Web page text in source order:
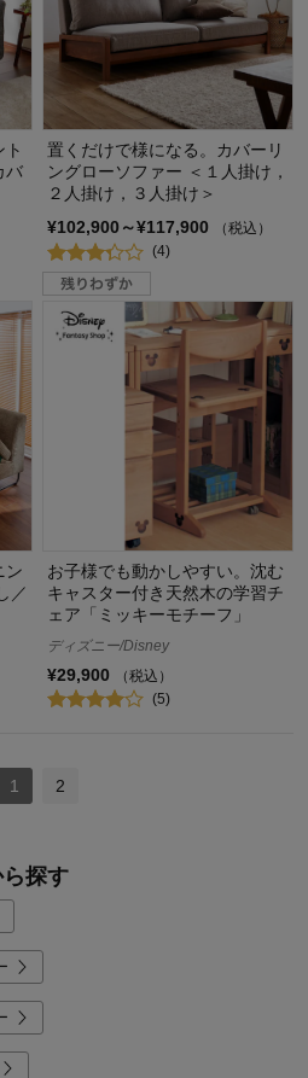
バ
置くだけで様になる。カバーリ
ングローソファー ＜１人掛け，
２人掛け，３人掛け＞
¥102,900～¥117,900
（税込）
(4)
ン
／
お子様でも動かしやすい。沈む
キャスター付き天然木の学習チ
ェア「ミッキーモチーフ」
ディズニー/Disney
¥29,900
（税込）
(5)
1 2
探す